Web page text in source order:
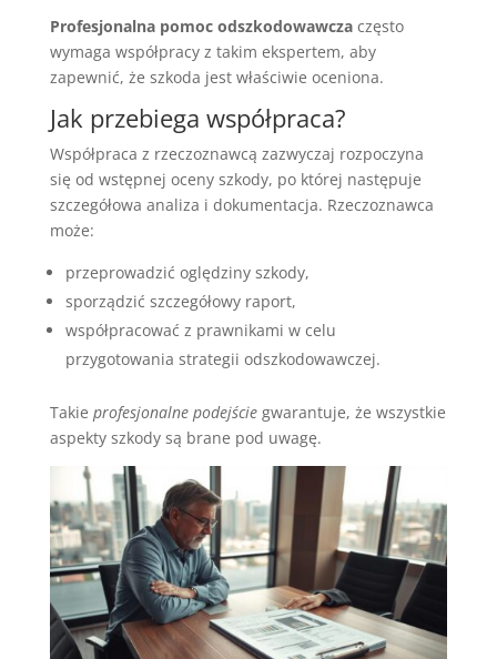
Profesjonalna pomoc odszkodowawczaczęsto
wymaga współpracy z takim ekspertem, aby
zapewnić, że szkoda jest właściwie oceniona.
Jak przebiega współpraca?
Współpraca z rzeczoznawcą zazwyczaj rozpoczyna
się od wstępnej oceny szkody, po której następuje
szczegółowa analiza i dokumentacja. Rzeczoznawca
może:
przeprowadzić oględziny szkody,
sporządzić szczegółowy raport,
współpracować z prawnikami w celu
przygotowania strategii odszkodowawczej.
Takie profesjonalne podejściegwarantuje, że wszystkie
aspekty szkody są brane pod uwagę.